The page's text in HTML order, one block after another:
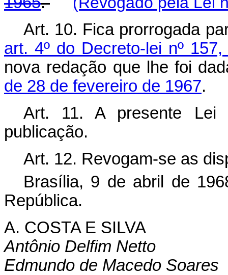
Art. 10. Fica prorrogada
art. 4º do Decreto-lei nº
nova redação que lhe foi
de 28 de fevereiro de 1967.
Art. 11. A presente
publicação.
Art. 12. Revogam-se as
Brasília, 9 de abril de
República.
A. COSTA E SILVA
Antônio Delfim Netto
Edmundo de Macedo Soares